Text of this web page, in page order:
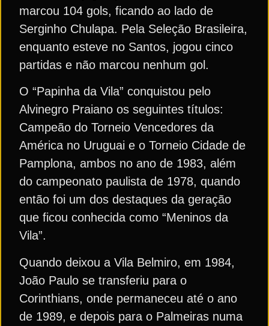
marcou 104 gols, ficando ao lado de
Serginho Chulapa. Pela Seleção Brasileira,
enquanto esteve no Santos, jogou cinco
partidas e não marcou nenhum gol.
O “Papinha da Vila” conquistou pelo
Alvinegro Praiano os seguintes títulos:
Campeão do Torneio Vencedores da
América no Uruguai e o Torneio Cidade de
Pamplona, ambos no ano de 1983, além
do campeonato paulista de 1978, quando
então foi um dos destaques da geração
que ficou conhecida como “Meninos da
Vila”.
Quando deixou a Vila Belmiro, em 1984,
João Paulo se transferiu para o
Corinthians, onde permaneceu até o ano
de 1989, e depois para o Palmeiras numa